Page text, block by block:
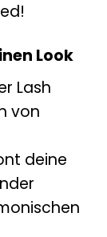
Look
Lash
von
deine